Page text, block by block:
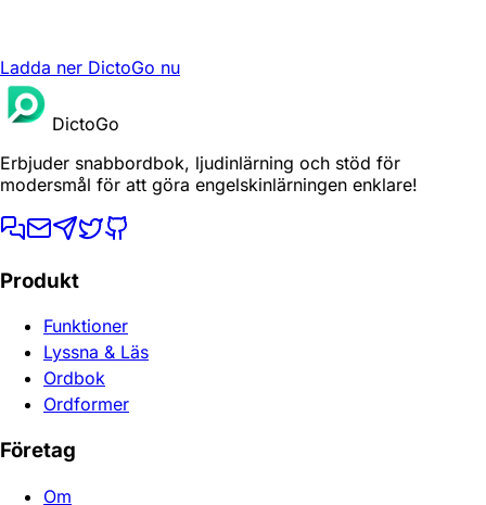
Ladda ner DictoGo nu
DictoGo
Erbjuder snabbordbok, ljudinlärning och stöd för
modersmål för att göra engelskinlärningen enklare!
Produkt
Funktioner
Lyssna & Läs
Ordbok
Ordformer
Företag
Om